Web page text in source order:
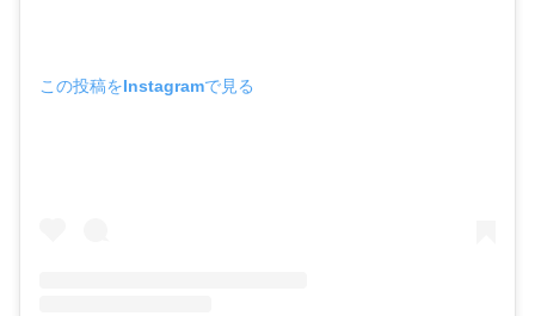
この投稿をInstagramで見る